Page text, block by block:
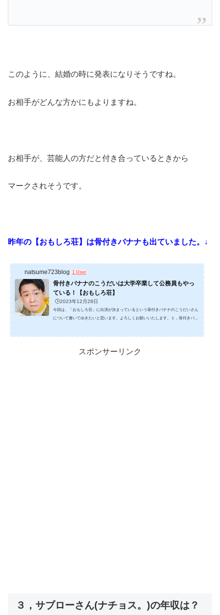
このように、結婚の時に発表になりそうですね。
お相手がどんな方かにもよりますね。
お相手が、芸能人の方だと付き合っているときから
マークされそうです。
昨年の【おもしろ荘】は骨付きバナナも出ていました。↓
natsume723blog 1 User
骨付きバナナのこうだいは大学卒業して公務員もやっ
ている！【おもしろ荘】
🕒️2023年12月28日
今回は、「おもしろ荘」に出演が決まっているという骨付きバナナのこうだいさん
について書いてゆきたいと思います。よろしくお願いいたします。１，骨付きバナ
骨付きバナナが出ることになったよ🙋‍♂️公務員でも出れるんだね！ゲストの方々も豪
スポンサーリンク
３，サブローさん(ナチョス。)の年収は？